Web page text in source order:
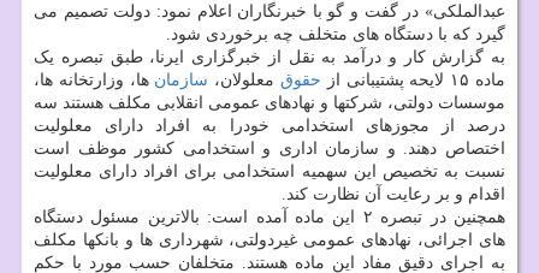
عبدالملکی» در گفت و گو با خبرنگاران اعلام نمود: دولت تصمیم می
گیرد که با دستگاه های متخلف چه برخوردی شود.
به گزارش کار و درآمد به نقل از خبرگزاری ایرنا، طبق تبصره یک
ماده ۱۵ لایحه پشتیبانی از
حقوق معلولان، سازمان ها، وزارتخانه ها،
موسسات دولتی، شرکتها و نهادهای عمومی انقلابی مکلف هستند سه
درصد از مجوزهای استخدامی خودرا به افراد دارای معلولیت
اختصاص دهند. و سازمان اداری و استخدامی کشور موظف است
نسبت به تخصیص این سهمیه استخدامی برای افراد دارای معلولیت
اقدام و بر رعایت آن نظارت کند.
همچنین در تبصره ۲ این ماده آمده است: بالاترین مسئول دستگاه
های اجرائی، نهادهای عمومی غیردولتی، شهرداری ها و بانکها مکلف
به اجرای دقیق مفاد این ماده هستند. متخلفان حسب مورد با حکم